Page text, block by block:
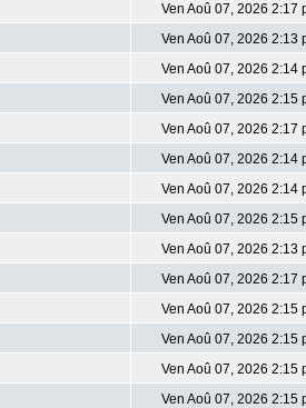
Ven Aoû 07, 2026 2:17
Ven Aoû 07, 2026 2:13
Ven Aoû 07, 2026 2:14
Ven Aoû 07, 2026 2:15
Ven Aoû 07, 2026 2:17
Ven Aoû 07, 2026 2:14
Ven Aoû 07, 2026 2:14
Ven Aoû 07, 2026 2:15
Ven Aoû 07, 2026 2:13
Ven Aoû 07, 2026 2:17
Ven Aoû 07, 2026 2:15
Ven Aoû 07, 2026 2:15
Ven Aoû 07, 2026 2:15
Ven Aoû 07, 2026 2:15